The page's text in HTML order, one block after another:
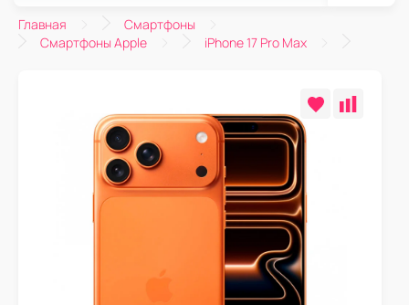
Главная
Смартфоны
Смартфоны Apple
iPhone 17 Pro Max